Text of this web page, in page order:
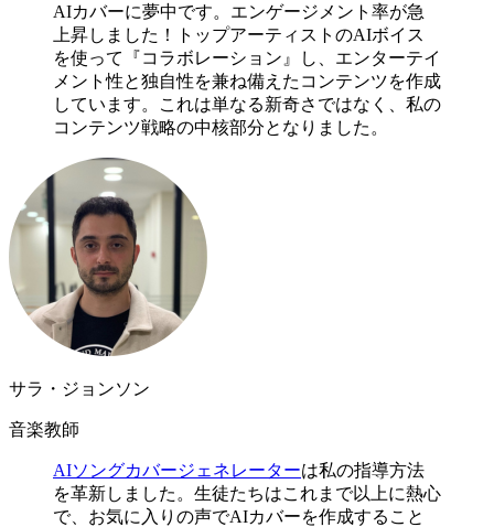
AIカバーに夢中です。エンゲージメント率が急
上昇しました！トップアーティストのAIボイス
を使って『コラボレーション』し、エンターテイ
メント性と独自性を兼ね備えたコンテンツを作成
しています。これは単なる新奇さではなく、私の
コンテンツ戦略の中核部分となりました。
サラ・ジョンソン
音楽教師
AIソングカバージェネレーターは私の指導方法
を革新しました。生徒たちはこれまで以上に熱心
で、お気に入りの声でAIカバーを作成すること